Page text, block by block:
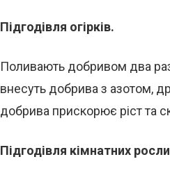
Підгодівля огірків.
Поливають добривом два
внесуть добрива з азотом,
добрива прискорює ріст та
Підгодівля кімнатних